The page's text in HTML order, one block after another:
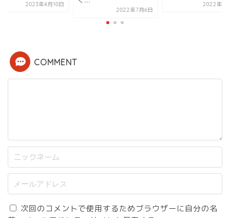
2023年4
COMMENT
次回のコメントで使用するためブラウザーに自分の名